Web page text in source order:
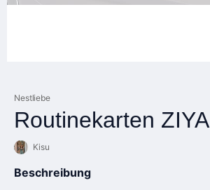
Nestliebe
Routinekarten ZIYA
Kisu
Beschreibung